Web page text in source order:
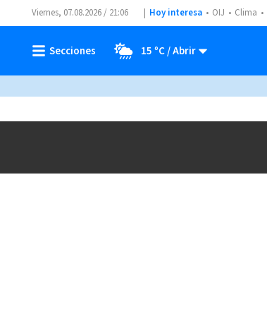
Viernes, 07.08.2026 / 21:06 Hoy interesa OIJ Clima
15 ºC